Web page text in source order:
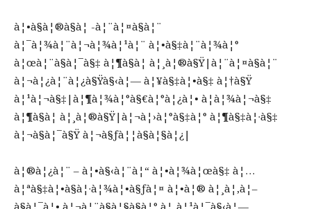
à¦•à§à¦®à§à¦­ -à¦¨à¦¤à§à¦¨
à¦¯à¦¾à¦¨à¦¬à¦¾à¦¹à¦¨ à¦•à§‡à¦¨à¦¾à¦°
à¦œà¦¨à§à¦¯à§‡ à¦¶à§à¦­ à¦¸à¦®à§Ÿ|à¦¨à¦¤à§à¦¨
à¦¬à¦¿à¦¨à¦¿à§Ÿà§‹à¦— à¦¥à§‡à¦•à§‡ à¦†à§Ÿ
à¦¹à¦¬à§‡|à¦¶à¦¾à¦°à§€à¦°à¦¿à¦• à¦­à¦¾à¦¬à§‡
à¦¶à§à¦­ à¦¸à¦®à§Ÿ|à¦¬à¦›à¦°à§‡à¦° à¦¶à§‡à¦·à§‡
à¦¬à§à¦¯à§Ÿ à¦¬à§ƒà¦¦à§à¦§à¦¿|
à¦®à¦¿à¦¨ – à¦•à§‹à¦¨à¦“ à¦•à¦¾à¦œà§‡ à¦…
à¦ªà§‡à¦•à§à¦·à¦¾à¦•à§ƒà¦¤ à¦•à¦® à¦¸à¦‚à¦–